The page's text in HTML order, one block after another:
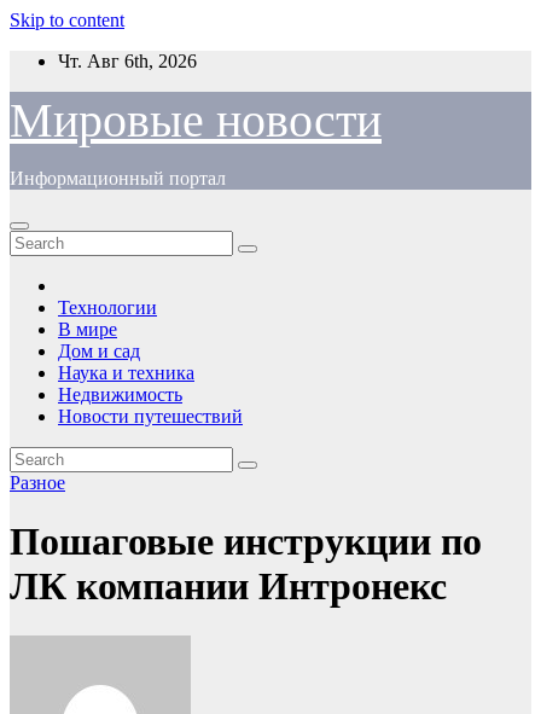
Skip to content
Чт. Авг 6th, 2026
Мировые новости
Информационный портал
Технологии
В мире
Дом и сад
Наука и техника
Недвижимость
Новости путешествий
Разное
Пошаговые инструкции по
ЛК компании Интронекс